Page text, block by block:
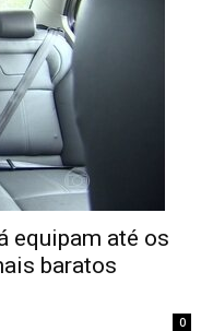
equipam até os
baratos
0